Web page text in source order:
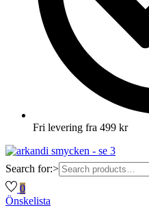
Fri levering fra 499 kr
Search for:>
0
Önskelista